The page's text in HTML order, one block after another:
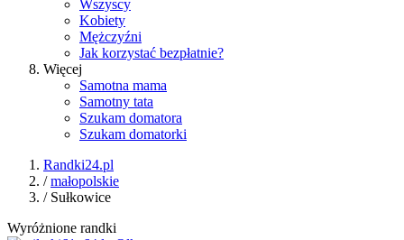
Wszyscy
Kobiety
Mężczyźni
Jak korzystać bezpłatnie?
Więcej
Samotna mama
Samotny tata
Szukam domatora
Szukam domatorki
Randki24.pl
/małopolskie
/ Sułkowice
Wyróżnione randki